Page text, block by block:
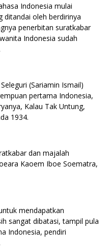
Indonesia mulai
ditandai oleh berdirinya
penerbitan suratkabar
Indonesia sudah
(Sariamin Ismail)
pertama Indonesia,
Kalau Tak Untung,
1934.
dan majalah
Kaoem Iboe Soematra,
mendapatkan
sangat dibatasi, tampil pula
Indonesia, pendiri